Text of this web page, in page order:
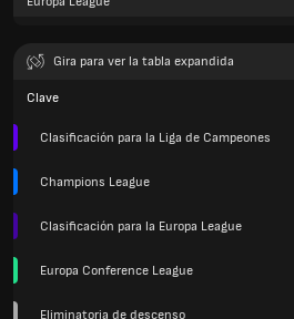
Gira para ver la tabla expandida
Clave
Clasificación para la Liga de Campeones
Champions League
Clasificación para la Europa League
Europa Conference League
Eliminatoria de descenso